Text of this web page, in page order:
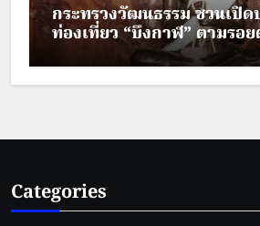
กระทรวงวัฒนธรรม ชวนเปิ
ท่องเที่ยว “บึงกาฬ” ตามรอ
ผสานศรัทธา สายมู และการ
ท่ามกลางธรรมชาติ
Categories